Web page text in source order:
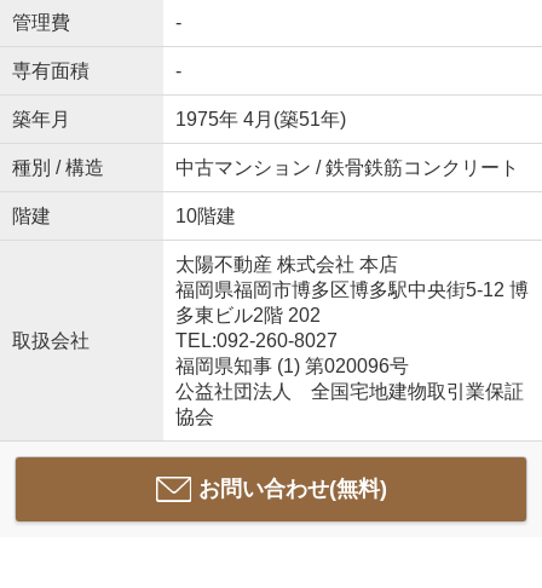
管理費 -
専有面積 -
築年月 1975年 4月(築51年)
種別 / 構造 中古マンション / 鉄骨鉄筋コンクリート
階建 10階建
取扱会社
太陽不動産 株式会社 本店
福岡県福岡市博多区博多駅中央街5-12 博
多東ビル2階 202
TEL:092-260-8027
福岡県知事 (1) 第020096号
公益社団法人 全国宅地建物取引業保証
協会
お問い合わせ(無料)